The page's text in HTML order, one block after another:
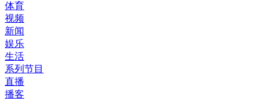
体育
视频
新闻
娱乐
生活
系列节目
直播
播客